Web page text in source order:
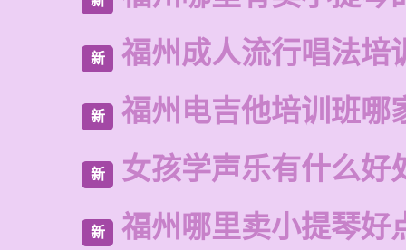
新 福州成人流行唱法培
新 福州电吉他培训班哪
新 女孩学声乐有什么好
新 福州哪里卖小提琴好